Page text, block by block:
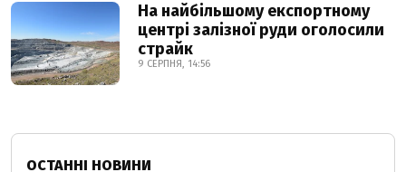
На найбільшому експортному
центрі залізної руди оголосили
страйк
9 СЕРПНЯ, 14:56
ОСТАННІ НОВИНИ